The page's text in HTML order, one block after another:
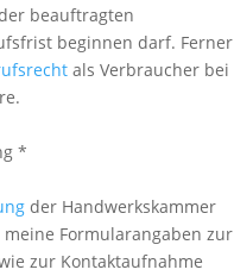
beauftragten
beginnen darf. Ferner
als Verbraucher bei
*
der Handwerkskammer
Formularangaben zur
zur Kontaktaufnahme